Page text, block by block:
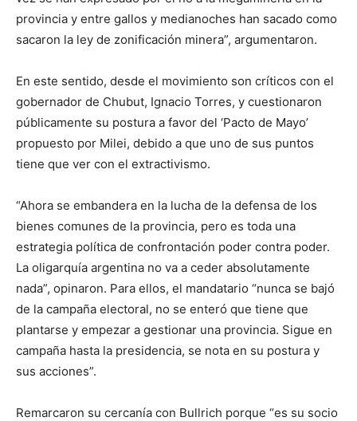
provincia y entre gallos y medianoches han sacado como
sacaron la ley de zonificación minera”, argumentaron.
En este sentido, desde el movimiento son críticos con el
gobernador de Chubut, Ignacio Torres, y cuestionaron
públicamente su postura a favor del ‘Pacto de Mayo’
propuesto por Milei, debido a que uno de sus puntos
tiene que ver con el extractivismo.
“Ahora se embandera en la lucha de la defensa de los
bienes comunes de la provincia, pero es toda una
estrategia política de confrontación poder contra poder.
La oligarquía argentina no va a ceder absolutamente
nada”, opinaron. Para ellos, el mandatario “nunca se bajó
de la campaña electoral, no se enteró que tiene que
plantarse y empezar a gestionar una provincia. Sigue en
campaña hasta la presidencia, se nota en su postura y
sus acciones”.
Remarcaron su cercanía con Bullrich porque “es su socio